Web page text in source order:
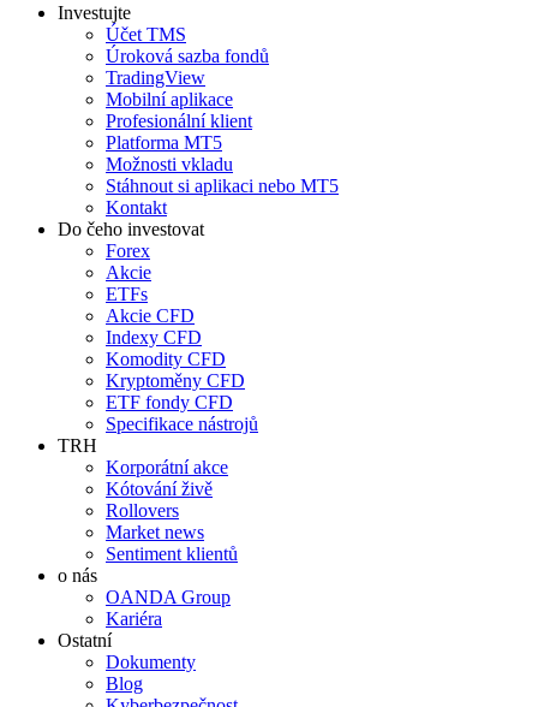
Investujte
Účet TMS
Úroková sazba fondů
TradingView
Mobilní aplikace
Profesionální klient
Platforma MT5
Možnosti vkladu
Stáhnout si aplikaci nebo MT5
Kontakt
Do čeho investovat
Forex
Akcie
ETFs
Akcie CFD
Indexy CFD
Komodity CFD
Kryptoměny CFD
ETF fondy CFD
Specifikace nástrojů
TRH
Korporátní akce
Kótování živě
Rollovers
Market news
Sentiment klientů
o nás
OANDA Group
Kariéra
Ostatní
Dokumenty
Blog